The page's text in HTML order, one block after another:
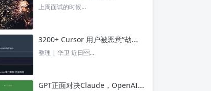
上周面试的时候...
3200+ Cursor 用户被恶意“劫持”！贪图“便宜 API”却惨遭收割， AI 开发者们要小心了 – 今日头条
整理 | 华卫 近日...
GPT正面对决Claude，OpenAI竟没全赢，AI安全「极限大测」真相曝光 – 今日头条